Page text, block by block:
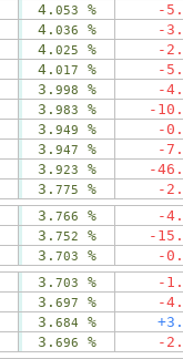
4. 053 % -5 .
4. 036 % -3 .
4. 025 % -2 .
4. 017 % -5 .
3. 998 % -4 .
3. 983 % -10 .
3. 949 % -0 .
3. 947 % -7 .
3. 923 % -46 .
3. 775 % -2 .
3. 766 % -4 .
3. 752 % -15 .
3. 703 % -0 .
3. 703 % -1 .
3. 697 % -4 .
3. 684 % +3 .
3. 696 % -2 .